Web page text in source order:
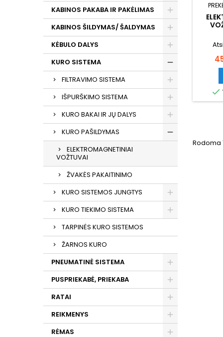
KABINOS PAKABA IR PAKĖLIMAS
KABINOS ŠILDYMAS/ ŠALDYMAS
KĖBULO DALYS
KURO SISTEMA
FILTRAVIMO SISTEMA
IŠPURŠKIMO SISTEMA
KURO BAKAI IR JŲ DALYS
KURO PAŠILDYMAS
ELEKTROMAGNETINIAI
VOŽTUVAI
ŽVAKĖS PAKAITINIMO
KURO SISTEMOS JUNGTYS
KURO TIEKIMO SISTEMA
TARPINĖS KURO SISTEMOS
ŽARNOS KURO
PNEUMATINĖ SISTEMA
PUSPRIEKABĖ, PRIEKABA
RATAI
REIKMENYS
RĖMAS

Rodoma